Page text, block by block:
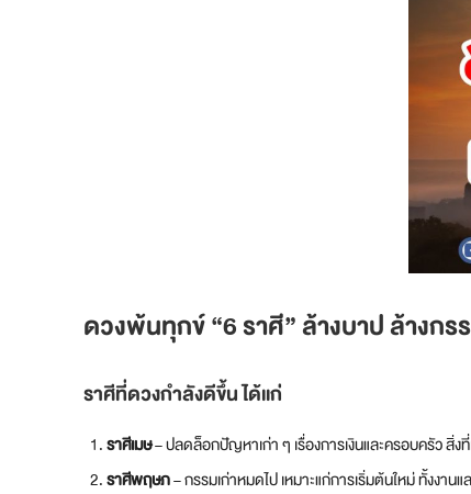
ดวงพ้นทุกข์“6 ราศี” ล้างบาป ล้างก
ราศีที่ดวงกำลังดีขึ้น ได้แก่
ราศีเมษ– ปลดล็อกปัญหาเก่า ๆ เรื่องการเงินและครอบครัว สิ่
ราศีพฤษภ– กรรมเก่าหมดไป เหมาะแก่การเริ่มต้นใหม่ ทั้งงาน